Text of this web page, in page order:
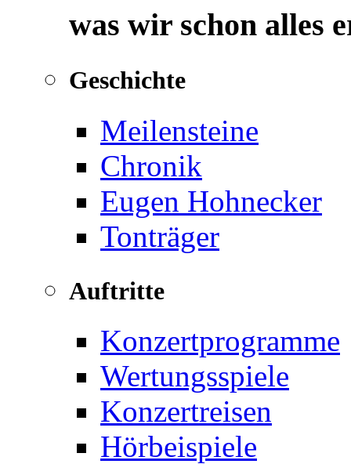
was wir schon alles
Geschichte
Meilensteine
Chronik
Eugen Hohnecker
Tonträger
Auftritte
Konzertprogramme
Wertungsspiele
Konzertreisen
Hörbeispiele